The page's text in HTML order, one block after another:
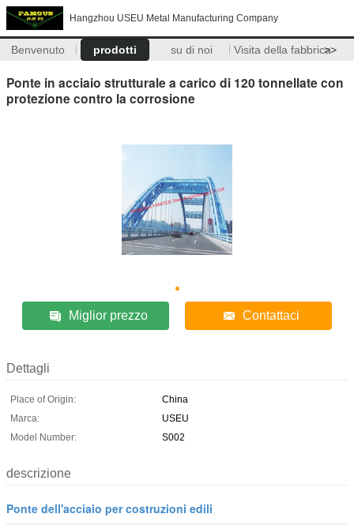
Hangzhou USEU Metal Manufacturing Company
Benvenuto prodotti su di noi Visita della fabbrica>>
Ponte in acciaio strutturale a carico di 120 tonnellate con
protezione contro la corrosione
Miglior prezzo Contattaci
Dettagli
Place of Origin:
China
Marca:
USEU
Model Number:
S002
descrizione
Ponte dell'acciaio per costruzioni edili